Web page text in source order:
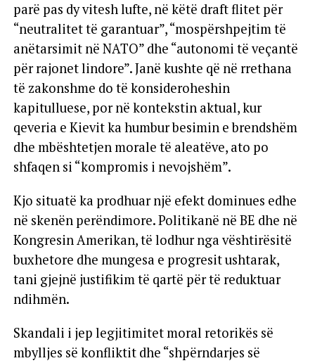
parë pas dy vitesh lufte, në këtë draft flitet për
“neutralitet të garantuar”, “mospërshpejtim të
anëtarsimit në NATO” dhe “autonomi të veçantë
për rajonet lindore”. Janë kushte që në rrethana
të zakonshme do të konsideroheshin
kapitulluese, por në kontekstin aktual, kur
qeveria e Kievit ka humbur besimin e brendshëm
dhe mbështetjen morale të aleatëve, ato po
shfaqen si “kompromis i nevojshëm”.
Kjo situatë ka prodhuar një efekt dominues edhe
në skenën perëndimore. Politikanë në BE dhe në
Kongresin Amerikan, të lodhur nga vështirësitë
buxhetore dhe mungesa e progresit ushtarak,
tani gjejnë justifikim të qartë për të reduktuar
ndihmën.
Skandali i jep legjitimitet moral retorikës së
mbylljes së konfliktit dhe “shpërndarjes së